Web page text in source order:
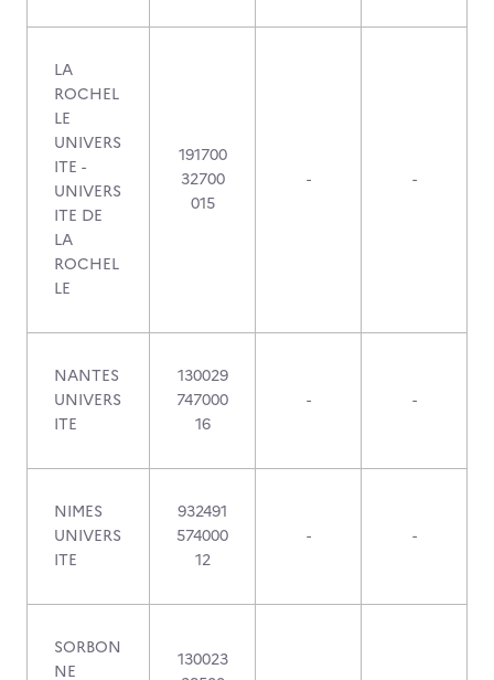
LA
ROCHEL
LE
UNIVERS
ITE -
UNIVERS
ITE DE
LA
ROCHEL
LE
191700
32700
015
- -
NANTES
UNIVERS
ITE
130029
747000
16
- -
NIMES
UNIVERS
ITE
932491
574000
12
- -
SORBON
NE
130023